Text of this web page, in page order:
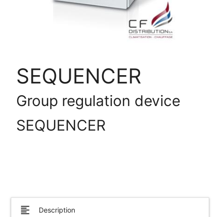
SEQUENCER
Group regulation device
SEQUENCER
format_align_left Description